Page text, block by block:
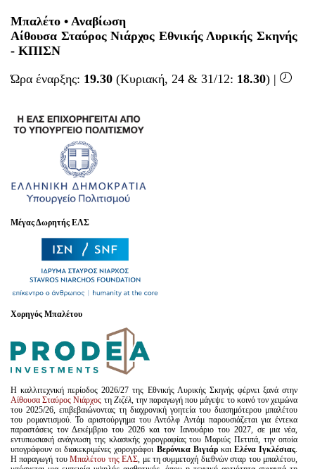
Μπαλέτο • Αναβίωση
Αίθουσα Σταύρος Νιάρχος Εθνικής Λυρικής Σκηνής
- ΚΠΙΣΝ
Ώρα έναρξης: 19.30 (Κυριακή, 24 & 31/12: 18.30) |
Μέγας Δωρητής ΕΛΣ
Χορηγός Μπαλέτου
Η καλλιτεχνική περίοδος 2026/27 της Εθνικής Λυρικής Σκηνής φέρνει ξανά στην
Αίθουσα Σταύρος Νιάρχος τη Ζιζέλ, την παραγωγή που μάγεψε το κοινό τον χειμώνα
του 2025/26, επιβεβαιώνοντας τη διαχρονική γοητεία του διασημότερου μπαλέτου
του ρομαντισμού. Το αριστούργημα του Αντόλφ Αντάμ παρουσιάζεται για έντεκα
παραστάσεις τον Δεκέμβριο του 2026 και τον Ιανουάριο του 2027, σε μια νέα,
εντυπωσιακή ανάγνωση της κλασικής χορογραφίας του Μαριύς Πετιπά, την οποία
υπογράφουν οι διακεκριμένες χορογράφοι Βερόνικα Βιγιάρκαι Ελένα Ιγκλέσιας.
Η παραγωγή τουΜπαλέτου της ΕΛΣ, με τη συμμετοχή διεθνών σταρ του μπαλέτου,